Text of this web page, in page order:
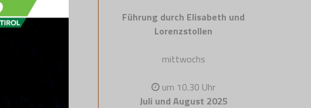
Führung durch Elisabeth und
Lorenzstollen
mittwochs
um 10.30 Uhr
Juli und August 2025